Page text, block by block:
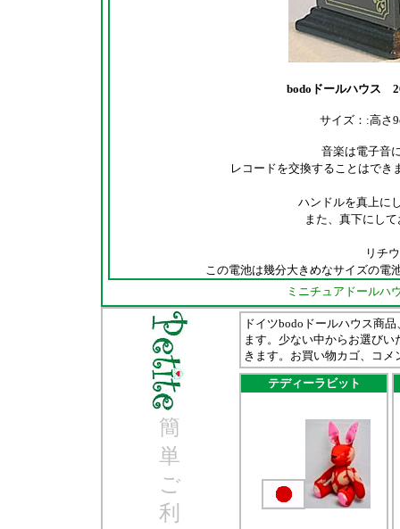
bodoドールハウス
サイズ：:高さ
音楽は電子音
レコードを交換することはでき
ハンドルを真上に
また、真下にし
リチ
この電池は幾分大きめなサイズの電
ミニチュアドールハ
簡
単
ご
利
ドイツbodoドールハウス商
ます。少ない中からお選び
きます。お買い物カゴ、コメ
テディーラビット